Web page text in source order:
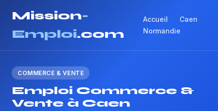
Mission-
Emploi.com
Accueil
Caen
Normandie
COMMERCE & VENTE
Emploi Commerce &
Vente à Caen